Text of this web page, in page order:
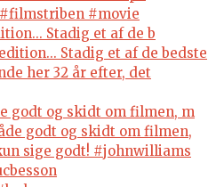
Stadig et af de b
godt og skidt om filmen, m